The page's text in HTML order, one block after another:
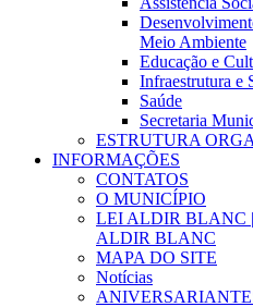
Meio Ambiente
Educação e
Infraestrutura e
Saúde
Secretaria
ESTRUTURA
INFORMAÇÕES
CONTATOS
O MUNICÍPIO
LEI ALDIR BLANC
ALDIR BLANC
MAPA DO SITE
Notícias